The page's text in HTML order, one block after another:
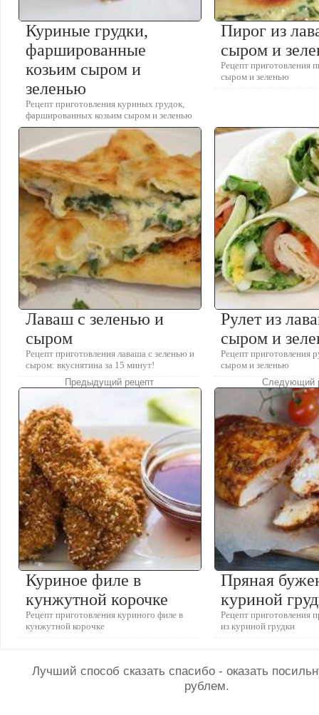
Куриные грудки,
фаршированные
козьим сыром и
зеленью
Рецепт приготовления куриных грудок,
фаршированных козьим сыром и зеленью
Пирог из
сыром и
Рецепт приготовления
сыром и зеленью
Лаваш с зеленью и
сыром
Рецепт приготовления лаваша с зеленью и
сыром: вкуснятина за 15 минут!
Рулет из
сыром и
Рецепт приготовления
сыром и зеленью
Предыдущий рецепт
Куриное филе в
кунжутной корочке
Рецепт приготовления куриного филе в
кунжутной корочке
Следующий
Пряная
куриной
Рецепт приготовления
из куриной грудки
Лучший способ сказать спасибо - оказать
рублем.